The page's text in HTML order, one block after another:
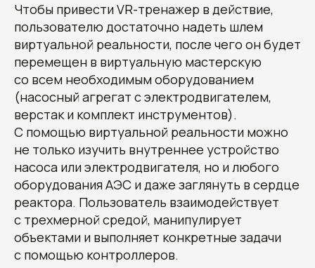
Чтобы привести VR-тренажер в действие,
пользователю достаточно надеть шлем
виртуальной реальности, после чего он будет
перемещен в виртуальную мастерскую
со всем необходимым оборудованием
(насосный агрегат с электродвигателем,
верстак и комплект инструментов).
С помощью виртуальной реальности можно
не только изучить внутреннее устройство
насоса или электродвигателя, но и любого
оборудования АЭС и даже заглянуть в сердце
реактора. Пользователь взаимодействует
с трехмерной средой, манипулирует
объектами и выполняет конкретные задачи
с помощью контроллеров.